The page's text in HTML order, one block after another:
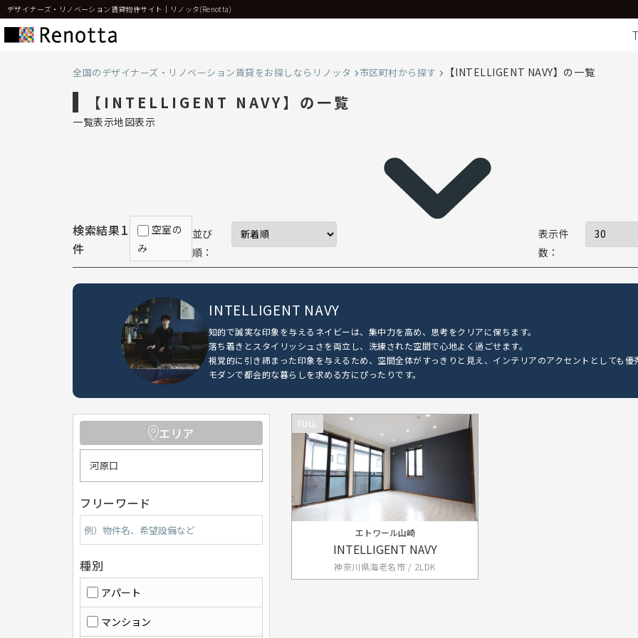
デザイナーズ・リノベーション賃貸物件サイト｜リノッタ(Renotta)
全国のデザイナーズ・リノベーション賃貸をお探しならリノッタ 市区町村から探す 【INTELLIGENT NAVY】の一覧
【INTELLIGENT NAVY】の一覧
一覧表示地図表示
検索結果1
件
空室の
み
並び
順：
表示件
数：
INTELLIGENT NAVY
知的で誠実な印象を与えるネイビーは、集中力を高め、思考をクリアに保ちます。
落ち着きとスタイリッシュさを両立し、洗練された空間で心地よく過ごせます。
視覚的に引き締まった印象を与えるため、空間全体がすっきりと見え、インテリアのアクセントとしても優
モダンで都会的な暮らしを求める方にぴったりです。
FULL
エトワール山崎
INTELLIGENT NAVY
神奈川県海老名市 / 2LDK
エリア
河原口
フリーワード
種別
アパート
マンション